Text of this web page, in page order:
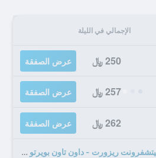
الإجمالي في الليلة
250 ﷼ عرض الصفقة
257 ﷼ عرض الصفقة
262 ﷼ عرض الصفقة
35 صفقة إضافية لـ دلفين بيتشفرونت ريزورت - داون تاون بويرتو فالارتا أوبشونال ول اميع كلسدف